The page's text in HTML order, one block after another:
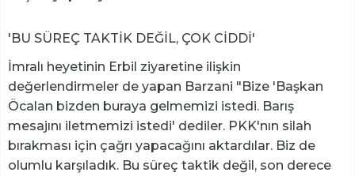
'BU SÜREÇ TAKTİK DEĞİL, ÇOK CİDDİ'
İmralı heyetinin Erbil ziyaretine ilişkin
değerlendirmeler de yapan Barzani "Bize 'Başkan
Öcalan bizden buraya gelmemizi istedi. Barış
mesajını iletmemizi istedi' dediler. PKK'nın silah
bırakması için çağrı yapacağını aktardılar. Biz de
olumlu karşıladık. Bu süreç taktik değil, son derece